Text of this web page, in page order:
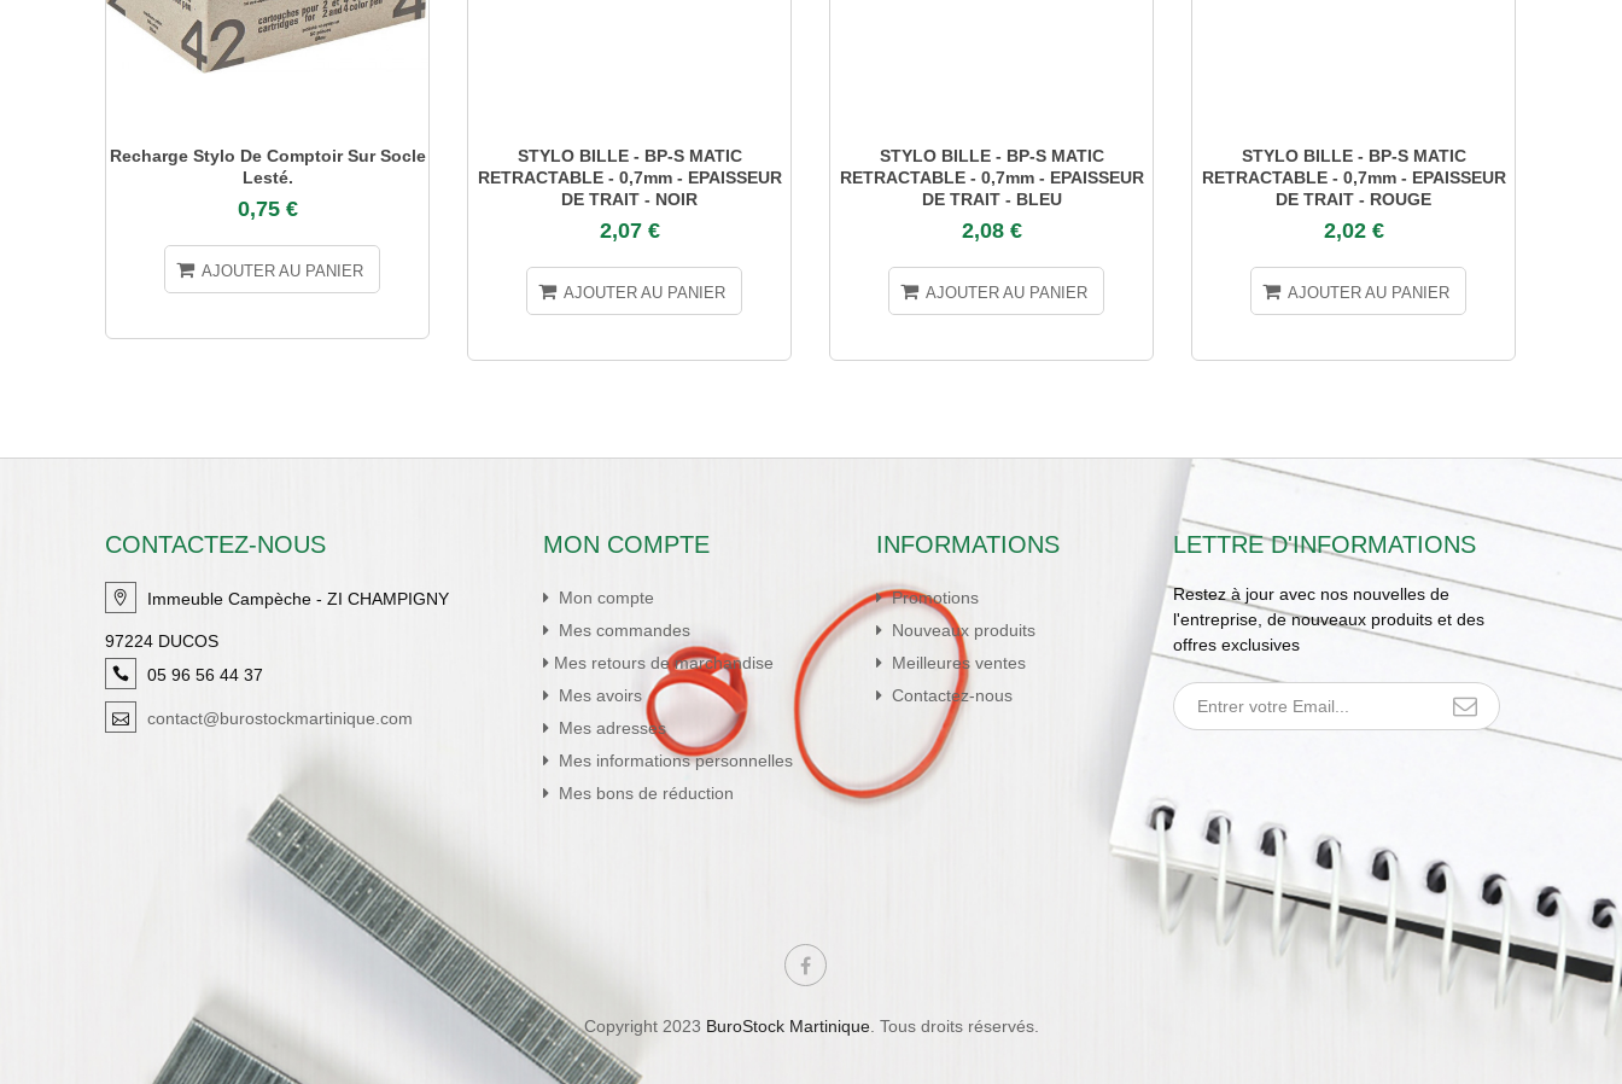
Recharge Stylo De Comptoir Sur Socle
Lesté.
0,75 €
AJOUTER AU PANIER
STYLO BILLE - BP-S MATIC
RETRACTABLE - 0,7mm - EPAISSEUR
DE TRAIT - NOIR
2,07 €
AJOUTER AU PANIER
STYLO BILLE - BP-S MATIC
RETRACTABLE - 0,7mm - EPAISSEUR
DE TRAIT - BLEU
2,08 €
AJOUTER AU PANIER
STYLO BILLE - BP-S MATIC
RETRACTABLE - 0,7mm - EPAISSEUR
DE TRAIT - ROUGE
2,02 €
AJOUTER AU PANIER
CONTACTEZ-NOUS
Immeuble Campèche - ZI CHAMPIGNY
97224 DUCOS
05 96 56 44 37
contact@burostockmartinique.com
MON COMPTE
Mon compte
Mes commandes
Mes retours de marchandise
Mes avoirs
Mes adresses
Mes informations personnelles
Mes bons de réduction
INFORMATIONS
Promotions
Nouveaux produits
Meilleures ventes
Contactez-nous
LETTRE D'INFORMATIONS
Restez à jour avec nos nouvelles de
l'entreprise, de nouveaux produits et des
offres exclusives
Copyright 2023 BuroStock Martinique. Tous droits réservés.